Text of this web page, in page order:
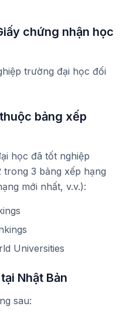
chứng nhận học
trường đại học đối
bảng xếp
học đã tốt nghiệp
3 bảng xếp hạng
mới nhất, v.v.):
Universities
Nhật Bản
sau: